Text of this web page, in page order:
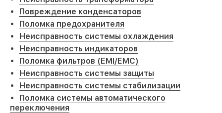
Повреждение конденсаторов
Поломка предохранителя
Неисправность системы охлаждения
Неисправность индикаторов
Поломка фильтров (EMI/EMC)
Неисправность системы защиты
Неисправность системы стабилизации
Поломка системы автоматического
переключения